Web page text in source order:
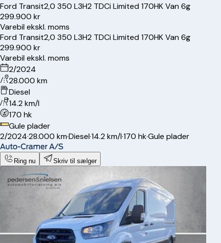
Ford Transit2,0 350 L3H2 TDCi Limited 170HK Van 6g
299.900 kr
Varebil ekskl. moms
Ford Transit2,0 350 L3H2 TDCi Limited 170HK Van 6g
299.900 kr
Varebil ekskl. moms
2/2024
28.000 km
Diesel
14.2 km/l
170 hk
Gule plader
2/2024·28.000 km·Diesel·14.2 km/l·170 hk·Gule plader
Ring nu Skriv til sælger